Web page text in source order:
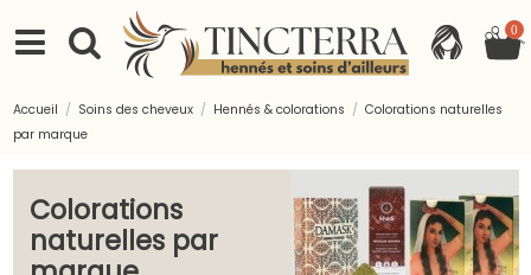
0
Accueil Soins des cheveux Hennés & colorations
Colorations naturelles
par marque
Colorations
naturelles par